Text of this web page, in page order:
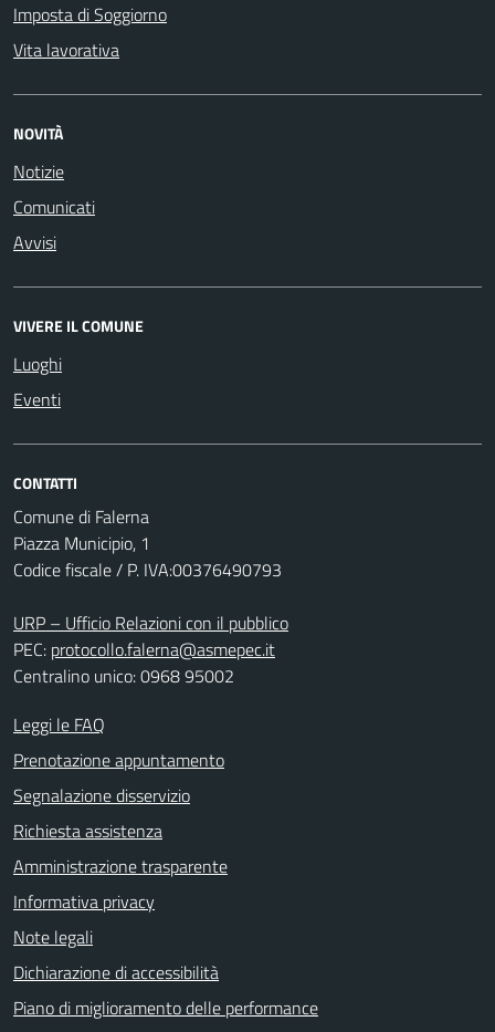
Imposta di Soggiorno
Vita lavorativa
NOVITÀ
Notizie
Comunicati
Avvisi
VIVERE IL COMUNE
Luoghi
Eventi
CONTATTI
Comune di Falerna
Piazza Municipio, 1
Codice fiscale / P. IVA:00376490793
URP – Ufficio Relazioni con il pubblico
PEC: protocollo.falerna@asmepec.it
Centralino unico: 0968 95002
Leggi le FAQ
Prenotazione appuntamento
Segnalazione disservizio
Richiesta assistenza
Amministrazione trasparente
Informativa privacy
Note legali
Dichiarazione di accessibilità
Piano di miglioramento delle performance